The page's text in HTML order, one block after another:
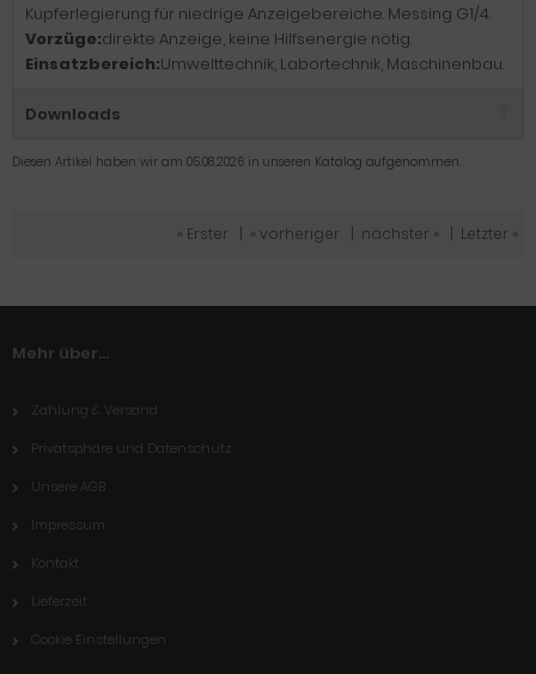
Kupferlegierung für niedrige Anzeigebereiche. Messing G1/4.
Vorzüge:direkte Anzeige, keine Hilfsenergie nötig.
Einsatzbereich:Umwelttechnik, Labortechnik, Maschinenbau.
Downloads
Diesen Artikel haben wir am 05.08.2026 in unseren Katalog aufgenommen.
« Erster « vorheriger nächster » Letzter »
Mehr über...
Zahlung & Versand
Privatsphäre und Datenschutz
Unsere AGB
Impressum
Kontakt
Lieferzeit
Cookie Einstellungen